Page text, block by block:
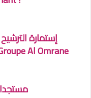
إستمارة
Al Omrane
مستجدات الوظيفة العمومية